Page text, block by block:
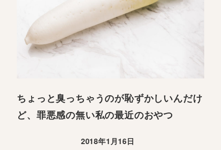
ちょっと臭っちゃうのが恥ずかしいんだけ
ど、罪悪感の無い私の最近のおやつ
2018年1月16日